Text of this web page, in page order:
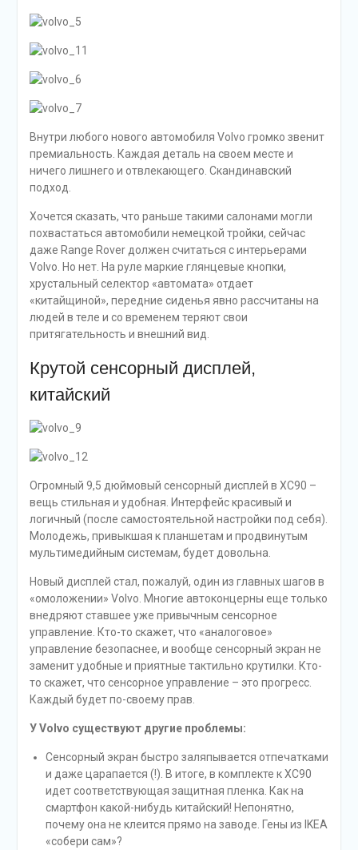
Внутри любого нового автомобиля Volvo громко звенит
премиальность. Каждая деталь на своем месте и
ничего лишнего и отвлекающего. Скандинавский
подход.
Хочется сказать, что раньше такими салонами могли
похвастаться автомобили немецкой тройки, сейчас
даже Range Rover должен считаться с интерьерами
Volvo. Но нет. На руле маркие глянцевые кнопки,
хрустальный селектор «автомата» отдает
«китайщиной», передние сиденья явно рассчитаны на
людей в теле и со временем теряют свои
притягательность и внешний вид.
Крутой сенсорный дисплей,
китайский
Огромный 9,5 дюймовый сенсорный дисплей в XC90 –
вещь стильная и удобная. Интерфейс красивый и
логичный (после самостоятельной настройки под себя).
Молодежь, привыкшая к планшетам и продвинутым
мультимедийным системам, будет довольна.
Новый дисплей стал, пожалуй, один из главных шагов в
«омоложении» Volvo. Многие автоконцерны еще только
внедряют ставшее уже привычным сенсорное
управление. Кто-то скажет, что «аналоговое»
управление безопаснее, и вообще сенсорный экран не
заменит удобные и приятные тактильно крутилки. Кто-
то скажет, что сенсорное управление – это прогресс.
Каждый будет по-своему прав.
У Volvo существуют другие проблемы:
Сенсорный экран быстро заляпывается отпечатками
и даже царапается (!). В итоге, в комплекте к XC90
идет соответствующая защитная пленка. Как на
смартфон какой-нибудь китайский! Непонятно,
почему она не клеится прямо на заводе. Гены из IKEA
«собери сам»?